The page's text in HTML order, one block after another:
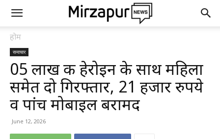
होम
समाचार
05 लाख की हेरोइन के साथ महिला
समेत दो गिरफ्तार, 21 हजार रुपये
व पांच मोबाइल बरामद
June 12, 2026